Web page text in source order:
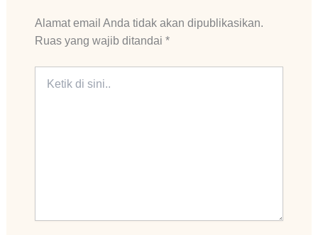
Alamat email Anda tidak akan dipublikasikan.
Ruas yang wajib ditandai *